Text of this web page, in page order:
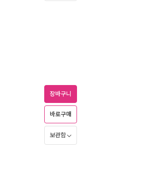
장바구니
바로구매
보관함